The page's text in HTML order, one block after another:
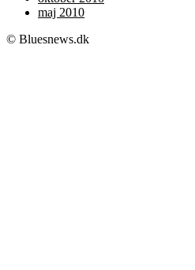
maj 2010
© Bluesnews.dk